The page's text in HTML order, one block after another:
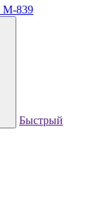
Быстрый